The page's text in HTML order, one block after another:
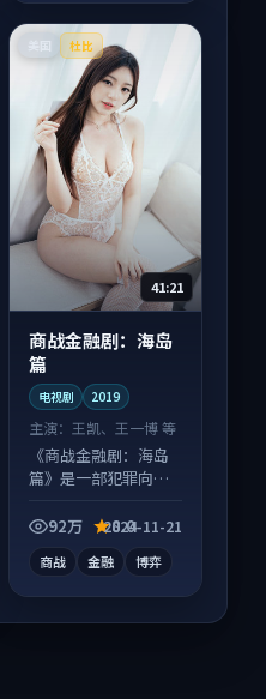
杜比
41:21
商战金融剧：海岛
篇
电视剧 2019
主演： 王凯、王一博 等
《商战金融剧：海岛
篇》是一部犯罪向电
齐全，观感爽快不拖
92万 8.0
2024-11-21
商战 金融 博弈